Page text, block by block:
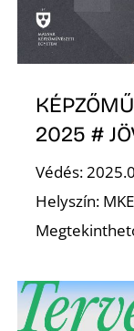
2025 #
Védés:
Helyszín: